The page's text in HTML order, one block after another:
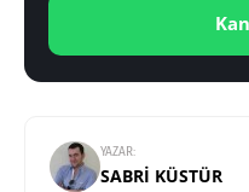
YAZAR:
SABRI KÜSTÜR